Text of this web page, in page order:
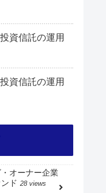
資信託の運用
資信託の運用
オーナー企業
ド 28 views